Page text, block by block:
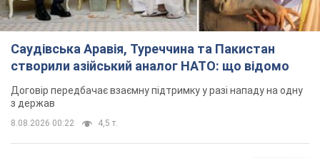
Саудівська Аравія, Туреччина та Пакистан
створили азійський аналог НАТО: що відомо
Договір передбачає взаємну підтримку у разі нападу на одну
з держав
8.08.2026 00:22 4,5 т.